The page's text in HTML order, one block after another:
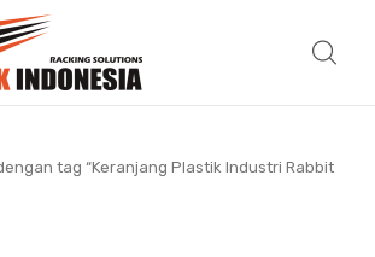
tag “Keranjang Plastik Industri Rabbit